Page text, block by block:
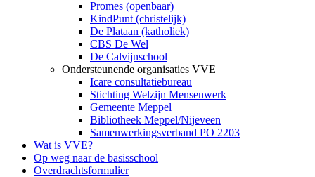
Promes (openbaar)
KindPunt (christelijk)
De Plataan (katholiek)
CBS De Wel
De Calvijnschool
Ondersteunende organisaties VVE
Icare consultatiebureau
Stichting Welzijn Mensenwerk
Gemeente Meppel
Bibliotheek Meppel/Nijeveen
Samenwerkingsverband PO 2203
Wat is VVE?
Op weg naar de basisschool
Overdrachtsformulier